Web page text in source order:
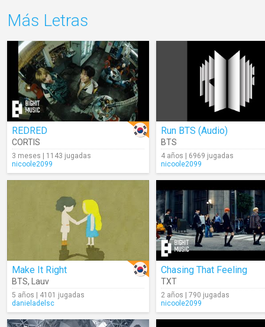
Más Letras
REDRED
CORTIS
3 meses | 1143 jugadas
nicoole2099
Run BTS (Audio)
BTS
4 años | 6969 jugadas
nicoole2099
Make It Right
BTS, Lauv
5 años | 4101 jugadas
danieladelsc
Chasing That Feeling
TXT
2 años | 790 jugadas
nicoole2099